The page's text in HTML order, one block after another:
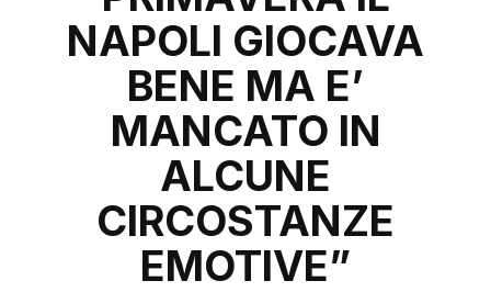
NAPOLI GIOCAVA
BENE MA E’
MANCATO IN
ALCUNE
CIRCOSTANZE
EMOTIVE”